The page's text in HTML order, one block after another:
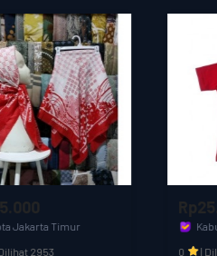
Kabupaten Bandung Barat